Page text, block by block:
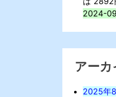
2024-
アー
2025年